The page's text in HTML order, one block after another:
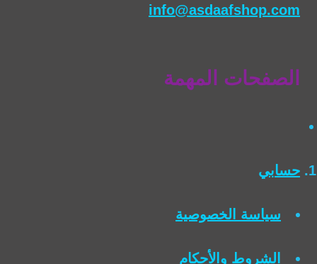
info@asdaafshop.com
الصفحات المهمة
حسابي
سياسة الخصوصية
الشروط والأحكام